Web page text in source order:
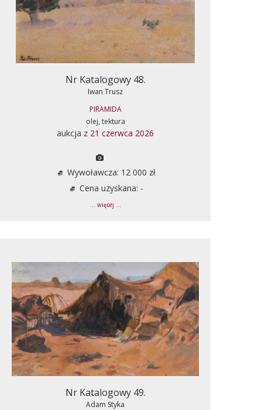
Nr Katalogowy 48.
Iwan Trusz
PIRAMIDA
olej, tektura
aukcja z 21 czerwca 2026
Wywoławcza: 12 000 zł
Cena uzyskana: -
... więcej ...
Nr Katalogowy 49.
Adam Styka